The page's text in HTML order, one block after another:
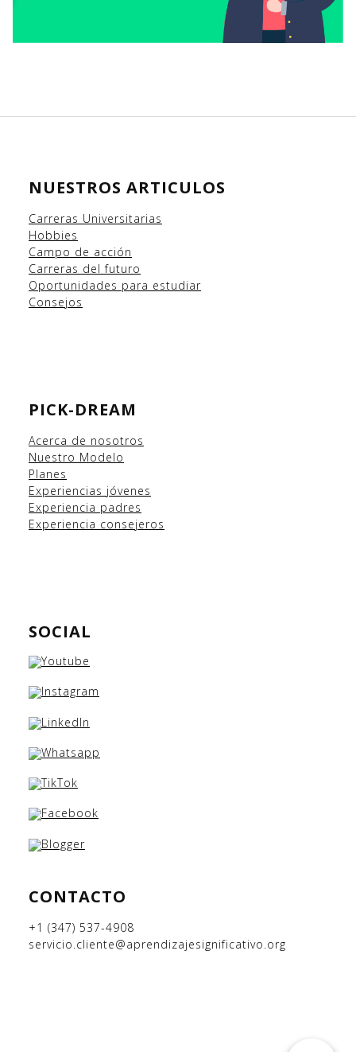
NUESTROS ARTICULOS
Carreras Universitarias
Hobbies
Campo de acción
Carreras del futuro
Oportunidades para estudiar
Consejos
PICK-DREAM
Acerca de nosotros
Nuestro Modelo
Planes
Experiencias jóvenes
Experiencia padres
Experiencia consejeros
SOCIAL
CONTACTO
+1 (347) 537-4908
servicio.cliente@aprendizajesignificativo.org